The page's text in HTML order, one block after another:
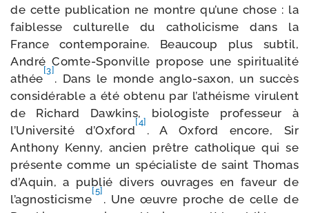
de cette publi­ca­tion ne montre qu’une chose : la
fai­blesse cultu­relle du catho­li­cisme dans la
France contem­po­raine. Beaucoup plus sub­til,
André Comte-​Sponville pro­pose une spi­ri­tua­li­té
athée
[3]
. Dans le monde anglo-​saxon, un suc­cès
consi­dé­rable a été obte­nu par l’athéisme viru­lent
de Richard Dawkins, bio­lo­giste pro­fes­seur à
l’Université d’Oxford
[4]
. A Oxford encore, Sir
Anthony Kenny, ancien prêtre catho­lique qui se
pré­sente comme un spé­cia­liste de saint Thomas
d’Aquin, a publié divers ouvrages en faveur de
l’agnosticisme
[5]
. Une œuvre proche de celle de